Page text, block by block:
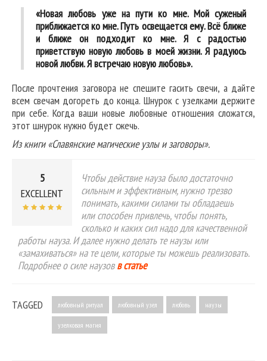
«Новая любовь уже на пути ко мне. Мой суженый
приближается ко мне. Путь освещается ему. Всё ближе
и ближе он подходит ко мне. Я с радостью
приветствую новую любовь в моей жизни. Я радуюсь
новой любви. Я встречаю новую любовь».
После прочтения заговора не спешите гасить свечи, а дайте
всем свечам догореть до конца. Шнурок с узелками держите
при себе. Когда ваши новые любовные отношения сложатся,
этот шнурок нужно будет сжечь.
Из книги «Славянские магические узлы и заговоры».
5
EXCELLENT
Чтобы действие науза было достаточно
сильным и эффективным, нужно трезво
понимать, какими силами ты обладаешь
или способен привлечь, чтобы понять,
сколько и каких сил надо для качественной
работы науза. И далее нужно делать те наузы или
«замахиваться» на те цели, которые ты можешь реализовать.
Подробнее о силе наузовв статье
TAGGED любовный ритуал любовный узел любовь наузы
узелковая магия